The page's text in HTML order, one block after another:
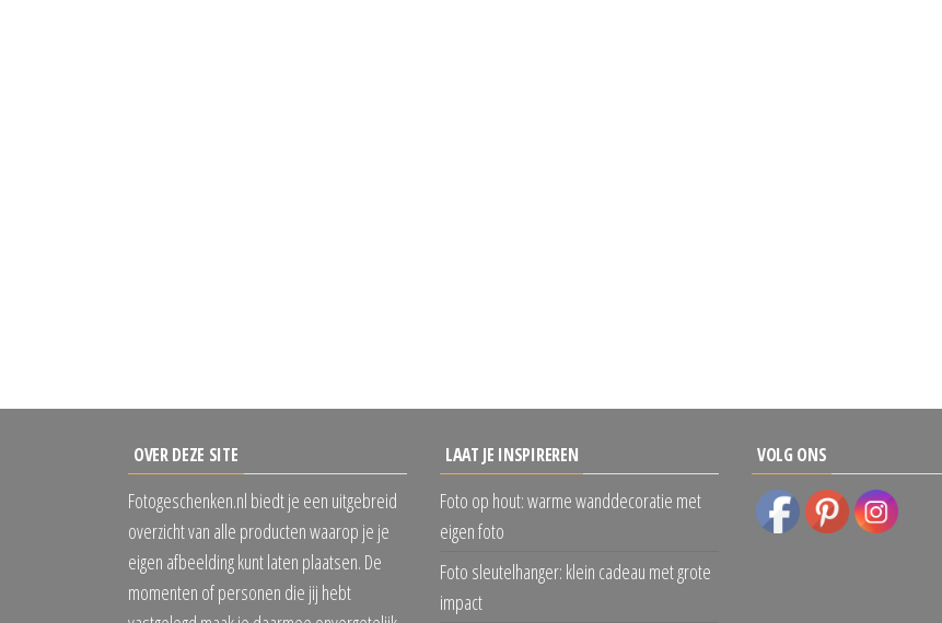
OVER DEZE SITE
Fotogeschenken.nl biedt je een uitgebreid
overzicht van alle producten waarop je je
eigen afbeelding kunt laten plaatsen. De
momenten of personen die jij hebt
LAAT JE INSPIREREN
Foto op hout: warme wanddecoratie met
eigen foto
Foto sleutelhanger: klein cadeau met grote
impact
VOLG ONS